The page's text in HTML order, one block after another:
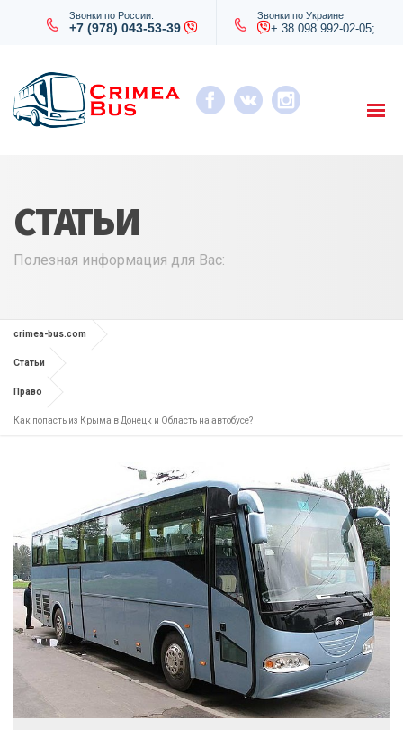
Звонки по России:
+7 (978) 043-53-39
Звонки по Украине
+ 38 098 992-02-05;
СТАТЬИ
Полезная информация для Вас:
crimea-bus.com
Статьи
Право
Как попасть из Крыма в Донецк и Область на автобусе?